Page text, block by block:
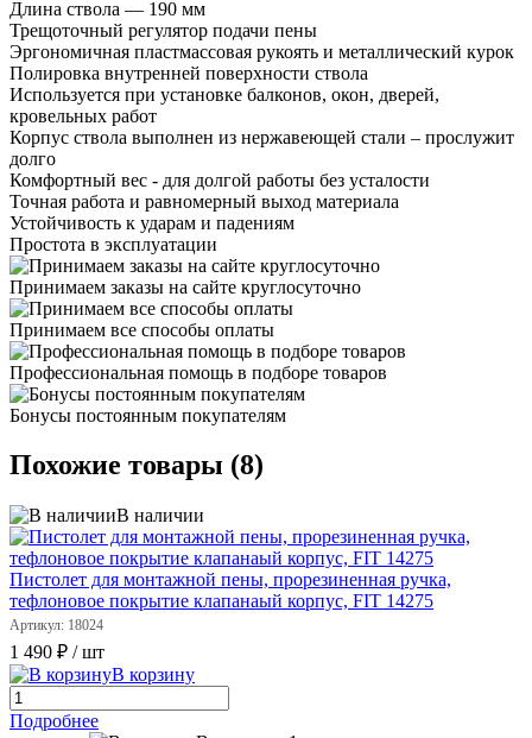
Длина ствола — 190 мм
Трещоточный регулятор подачи пены
Эргономичная пластмассовая рукоять и металлический курок
Полировка внутренней поверхности ствола
Используется при установке балконов, окон, дверей,
кровельных работ
Корпус ствола выполнен из нержавеющей стали – прослужит
долго
Комфортный вес - для долгой работы без усталости
Точная работа и равномерный выход материала
Устойчивость к ударам и падениям
Простота в эксплуатации
Принимаем заказы на сайте круглосуточно
Принимаем все способы оплаты
Профессиональная помощь в подборе товаров
Бонусы постоянным покупателям
Похожие товары (8)
В наличии
Пистолет для монтажной пены, прорезиненная ручка,
тефлоновое покрытие клапанаый корпус, FIT 14275
Артикул: 18024
1 490 ₽ / шт
В корзину
Подробнее